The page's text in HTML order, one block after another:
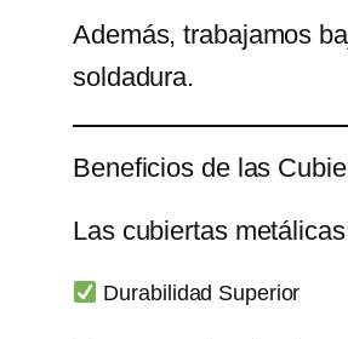
Además, trabajamos
soldadura.
Beneficios de las
Las cubiertas
Durabilidad Superior